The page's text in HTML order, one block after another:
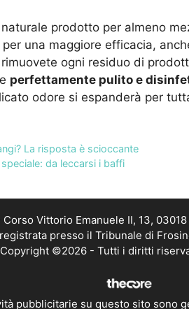
prodotto per almeno
una maggiore efficacia,
ogni residuo di
perfettamente pulito e
odore si espanderà per
La risposta è scioccante
da leccarsi i baffi
Vittorio Emanuele II, 13,
presso il Tribunale di
Copyright ©2026 - Tutti i diritti
pubblicitarie su questo sito sono